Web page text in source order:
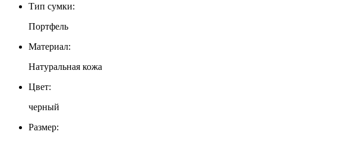
Тип сумки:
Портфель
Материал:
Натуральная кожа
Цвет:
черный
Размер: